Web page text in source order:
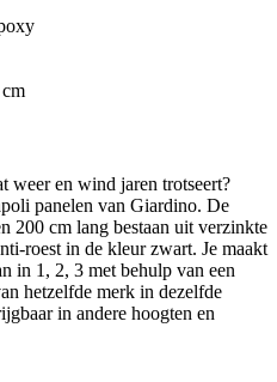
weer en wind jaren trotseert?
panelen van Giardino. De
200 cm lang bestaan uit verzinkte
roest in de kleur zwart. Je maakt
in 1, 2, 3 met behulp van een
hetzelfde merk in dezelfde
in andere hoogten en